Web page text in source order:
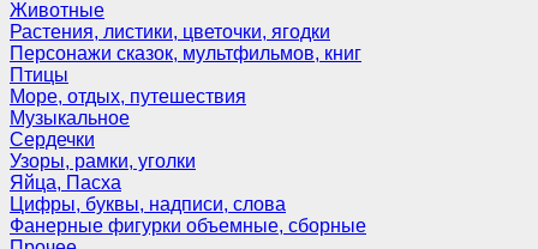
Животные
Растения, листики, цветочки, ягодки
Персонажи сказок, мультфильмов, книг
Птицы
Море, отдых, путешествия
Музыкальное
Сердечки
Узоры, рамки, уголки
Яйца, Пасха
Цифры, буквы, надписи, слова
Фанерные фигурки объемные, сборные